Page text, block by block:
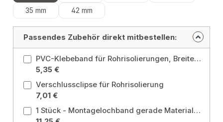
35 mm
42 mm
Passendes Zubehör direkt mitbestellen:
PVC-Klebeband für Rohrisolierungen, Breite 30mm, Länge 10m, hellgrau
5,35 €
Verschlussclipse für Rohrisolierung
7,01 €
1 Stück - Montagelochband gerade Material ca. 19 x 2,6 mm kunststoffbeschichtet Größe: 19mm-Kunststoffbeschichtet